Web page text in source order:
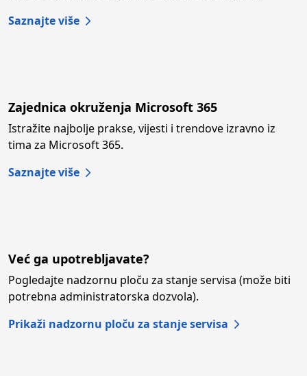
Saznajte više
Zajednica okruženja Microsoft 365
Istražite najbolje prakse, vijesti i trendove izravno iz
tima za Microsoft 365.
Saznajte više
Već ga upotrebljavate?
Pogledajte nadzornu ploču za stanje servisa (može biti
potrebna administratorska dozvola).
Prikaži nadzornu ploču za stanje servisa